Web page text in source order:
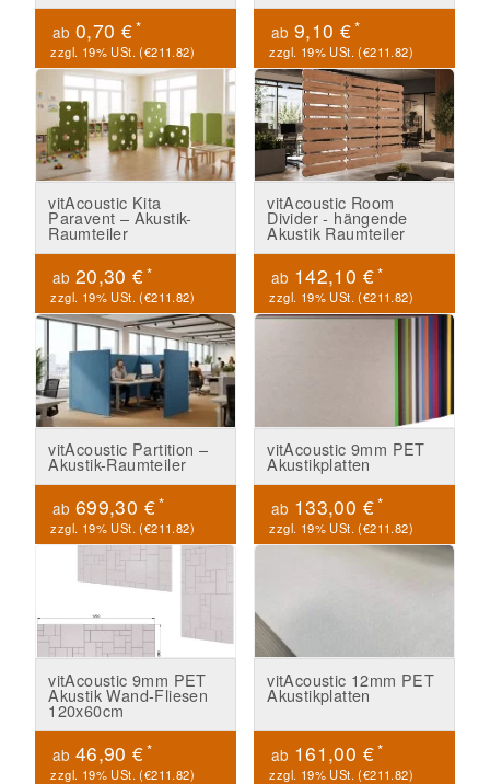
ab 0,70 €*
zzgl. 19% USt. (€211.82)
ab 9,10 €*
zzgl. 19% USt. (€211.82)
vitAcoustic Kita
Paravent – Akustik-
Raumteiler
ab 20,30 €*
zzgl. 19% USt. (€211.82)
vitAcoustic Room
Divider - hängende
Akustik Raumteiler
ab 142,10 €*
zzgl. 19% USt. (€211.82)
vitAcoustic Partition –
Akustik-Raumteiler
ab 699,30 €*
zzgl. 19% USt. (€211.82)
vitAcoustic 9mm PET
Akustikplatten
ab 133,00 €*
zzgl. 19% USt. (€211.82)
vitAcoustic 9mm PET
Akustik Wand-Fliesen
120x60cm
ab 46,90 €*
zzgl. 19% USt. (€211.82)
vitAcoustic 12mm PET
Akustikplatten
ab 161,00 €*
zzgl. 19% USt. (€211.82)